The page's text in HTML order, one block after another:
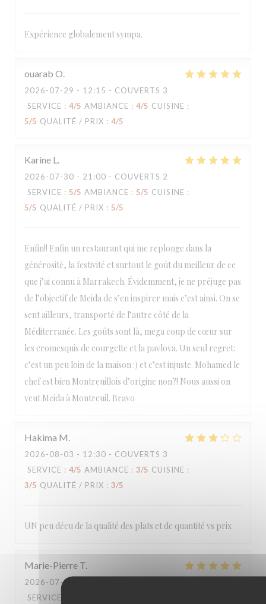
Expérience globalement sympa.
ouarab O
2026-07-29 - 12:15 - COUVERTS 3
SERVICE : 4/5 AMBIANCE : 4/5 CUISINE :
5/5 QUALITÉ / PRIX : 4/5
Karine L
2026-07-30 - 21:00 - COUVERTS 2
SERVICE : 5/5 AMBIANCE : 5/5 CUISINE :
5/5 QUALITÉ / PRIX : 5/5
Enfin!! Enfin un restaurant qui me replonge dans la
générosité, la festivité et surtout le goût du meilleur de ce
que j’ai connu à Marrakech. Évidemment, je ne préjuge pas
de l’objectif de Meida de s’en inspirer mais c’est ainsi. On se
sent ailleurs, transporté de l’autre côté de la
Méditerranée. Les goûts sont là, mega coup de cœur sur
les cromesquis de courgette et la pavlova. Un seul regret:
c’est un peu loin de la maison :) et c’est injuste. Mohamed le
chef est bien Montreuillois d’origine non?! Nous aussi on
veut Meida à Montreuil. Bravo
Hakima M
2026-08-03 - 12:30 - COUVERTS 3
SERVICE : 4/5 AMBIANCE : 3/5 CUISINE :
3/5 QUALITÉ / PRIX : 3/5
UN peu décu de la qualité des plats et de quantité vs prix
Marie-Pierre T
2026-07-31
SERVICE